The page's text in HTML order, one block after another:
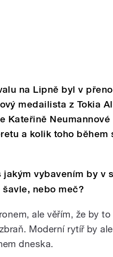
na Lipně byl v
medailista z Tokia
Kateřině
a kolik toho během
vybavením by v
nebo meč?
ale věřím, že by
Moderní rytíř by
dneska.